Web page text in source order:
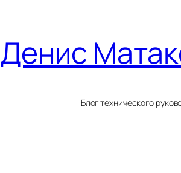
Денис
Блог технического